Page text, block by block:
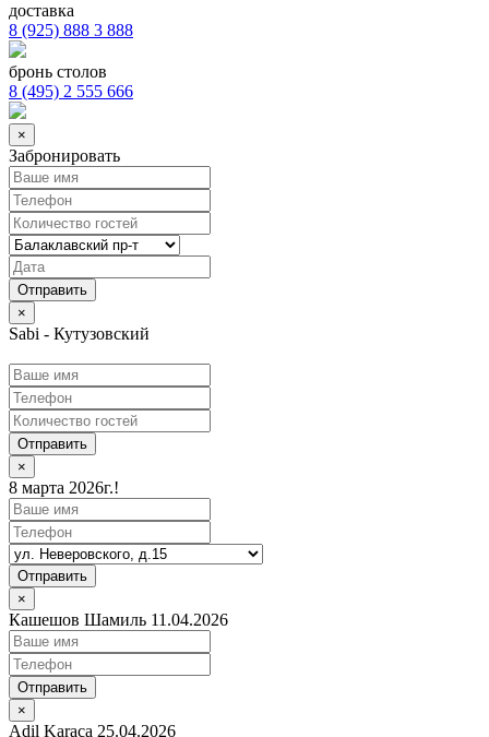
доставка
8 (925) 888 3 888
бронь столов
8 (495) 2 555 666
×
Забронировать
×
Sabi - Кутузовский
Отправить
×
8 марта 2026г.!
Отправить
×
Кашешов Шамиль 11.04.2026
Отправить
×
Adil Karaca 25.04.2026